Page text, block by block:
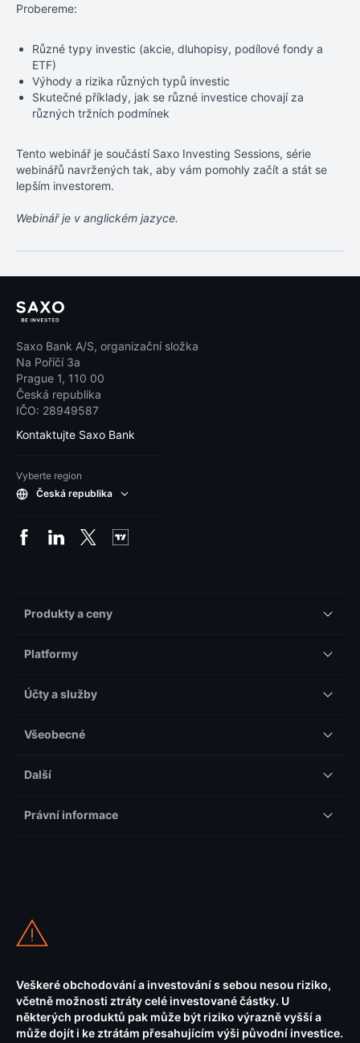
Probereme:
Různé typy investic (akcie, dluhopisy, podílové fondy a
ETF)
Výhody a rizika různých typů investic
Skutečné příklady, jak se různé investice chovají za
různých tržních podmínek
Tento webinář je součástí Saxo Investing Sessions, série
webinářů navržených tak, aby vám pomohly začít a stát se
lepším investorem.
Webinář je v anglickém jazyce.
Saxo Bank A/S, organizační složka
Na Poříčí 3a
Prague 1, 110 00
Česká republika
IČO: 28949587
Kontaktujte Saxo Bank
Vyberte region
Česká republika
Produkty a ceny
Platformy
Účty a služby
Všeobecné
Další
Právní informace
Veškeré obchodování a investování s sebou nesou riziko,
včetně možnosti ztráty celé investované částky. U
některých produktů pak může být riziko výrazně vyšší a
může dojít i ke ztrátám přesahujícím výši původní investice.